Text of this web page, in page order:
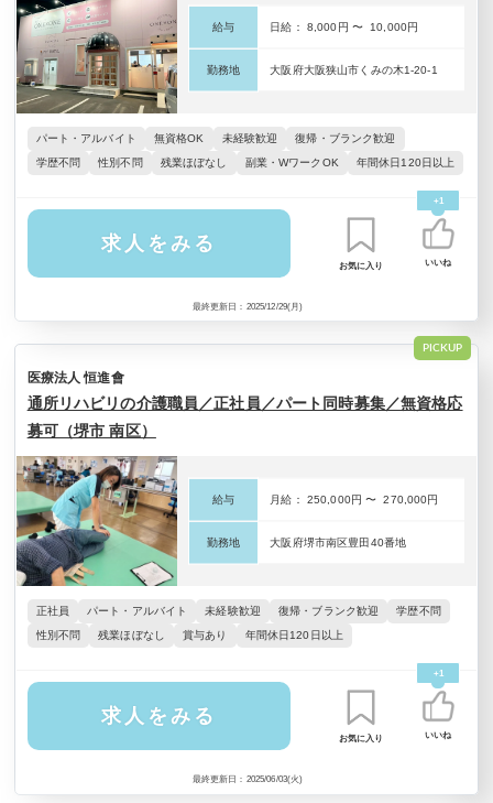
パート・アルバイト 無資格OK 未経験歓迎
復帰・ブランク歓迎
学歴不問
性別不問 残業ほぼなし 副業・WワークOK 年間休日120日以上
給与 日給： 8,000円 〜 10,000円
勤務地 大阪府大阪狭山市くみの木1-20-1
最終更新日：2025/12/29(月)
求人をみる
お気に入り
+1
いいね
医療法人 恒進會
PICKUP
通所リハビリの介護職員／正社員／パート同時募集／無資格応
募可（堺市 南区）
正社員 パート・アルバイト 未経験歓迎 復帰・ブランク歓迎
学歴不問
性別不問
残業ほぼなし 賞与あり 年間休日120日以上
給与 月給： 250,000円 〜 270,000円
勤務地 大阪府堺市南区豊田40番地
最終更新日：2025/06/03(火)
求人をみる
お気に入り
+1
いいね